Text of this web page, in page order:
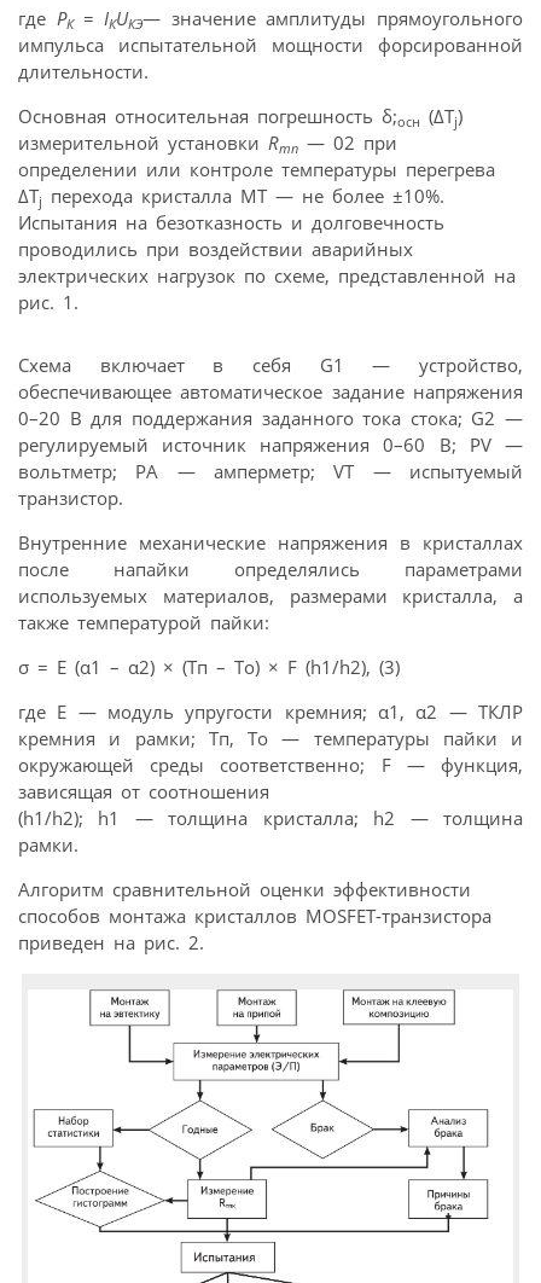
где PК= IКUКЭ— значение амплитуды прямоугольного
импульса испытательной мощности форсированной
длительности.
Основная относительная погрешность δ;осн (ΔTj)
измерительной установки Rmn — 02 при
определении или контроле температуры перегрева
ΔTj перехода кристалла МТ — не более ±10%.
Испытания на безотказность и долговечность
проводились при воздействии аварийных
электрических нагрузок по схеме, представленной на
рис. 1.
Схема включает в себя G1 — устройство,
обеспечивающее автоматическое задание напряжения
0–20 В для поддержания заданного тока стока; G2 —
регулируемый источник напряжения 0–60 В; PV —
вольтметр; РА — амперметр; VT — испытуемый
транзистор.
Внутренние механические напряжения в кристаллах
после напайки определялись параметрами
используемых материалов, размерами кристалла, а
также температурой пайки:
σ = E (α1 – α2) × (Tп – То) × F (h1/h2), (3)
где Е — модуль упругости кремния; α1, α2 — ТКЛР
кремния и рамки; Tп, То — температуры пайки и
окружающей среды соответственно; F — функция,
зависящая от соотношения
(h1/h2); h1 — толщина кристалла; h2 — толщина
рамки.
Алгоритм сравнительной оценки эффективности
способов монтажа кристаллов MOSFET-транзистора
приведен на рис. 2.